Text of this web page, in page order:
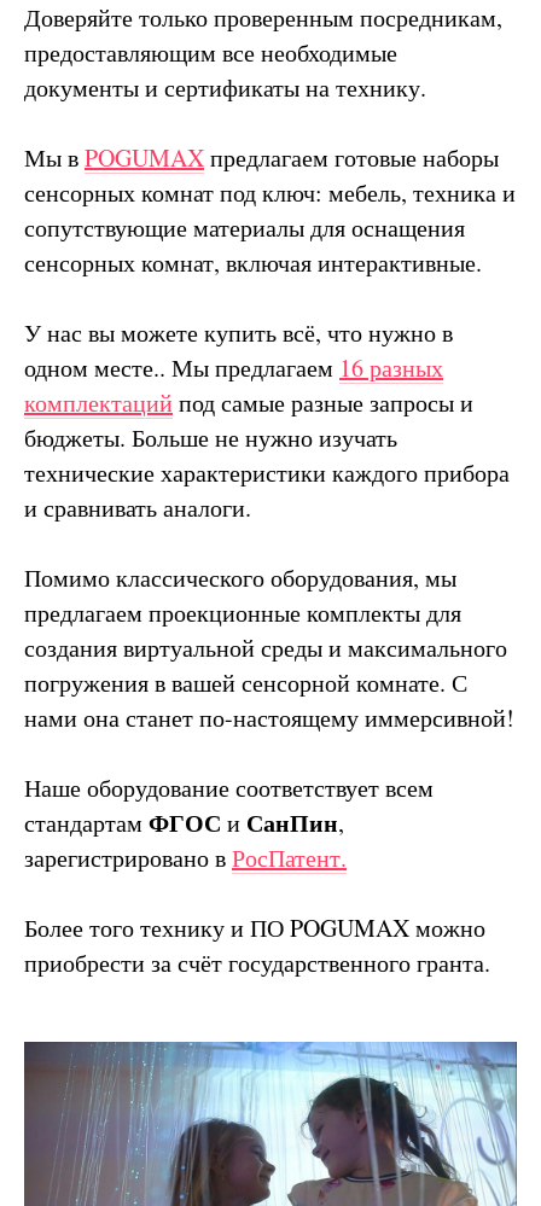
Доверяйте только проверенным посредникам,
предоставляющим все необходимые
документы и сертификаты на технику.
Мы вPOGUMAXпредлагаем готовые наборы
сенсорных комнат под ключ: мебель, техника и
сопутствующие материалы для оснащения
сенсорных комнат, включая интерактивные.
У нас вы можете купить всё, что нужно в
одном месте.. Мы предлагаем 16 разных
комплектаций под самые разные запросы и
бюджеты. Больше не нужно изучать
технические характеристики каждого прибора
и сравнивать аналоги.
Помимо классического оборудования, мы
предлагаем проекционные комплекты для
создания виртуальной среды и максимального
погружения в вашей сенсорной комнате. С
нами она станет по-настоящему иммерсивной!
Наше оборудование соответствует всем
стандартам ФГОС и СанПин,
зарегистрировано вРосПатент.
Более того технику и ПО POGUMAX можно
приобрести за счёт государственного гранта.